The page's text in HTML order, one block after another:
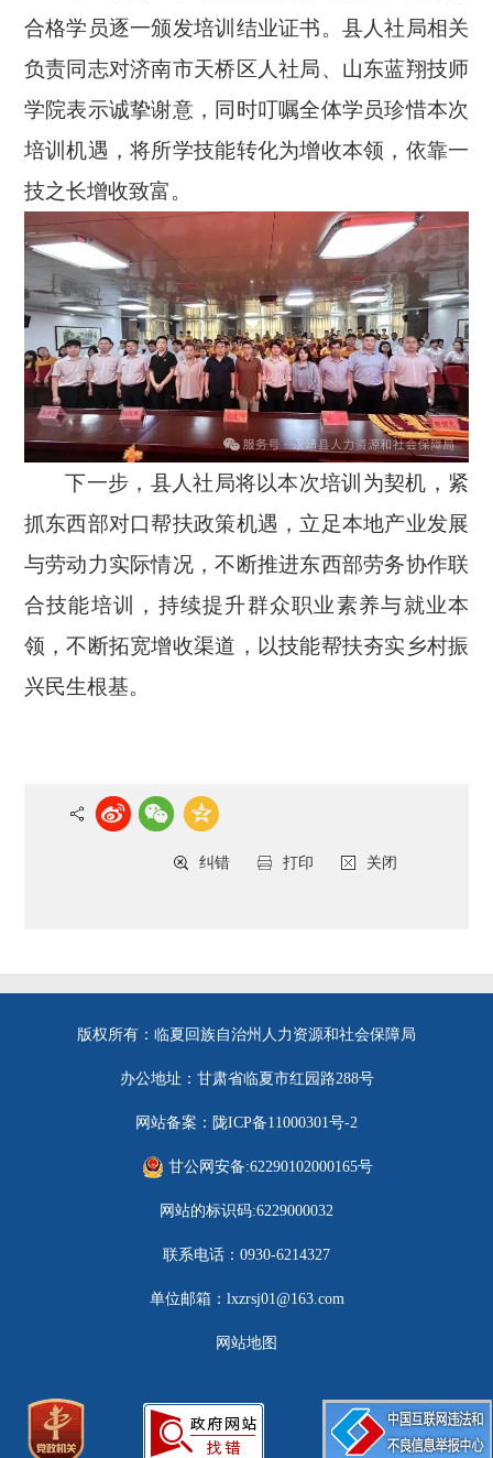
合格学员逐一颁发培训结业证书。县人社局相关
负责同志对济南市天桥区人社局、山东蓝翔技师
学院表示诚挚谢意，同时叮嘱全体学员珍惜本次
培训机遇，将所学技能转化为增收本领，依靠一
技之长增收致富。
下一步，县人社局将以本次培训为契机，紧
抓东西部对口帮扶政策机遇，立足本地产业发展
与劳动力实际情况，不断推进东西部劳务协作联
合技能培训，持续提升群众职业素养与就业本
领，不断拓宽增收渠道，以技能帮扶夯实乡村振
兴民生根基。
关闭
打印
纠错
版权所有：临夏回族自治州人力资源和社会保障局
办公地址：甘肃省临夏市红园路288号
网站备案：陇ICP备11000301号-2
甘公网安备:62290102000165号
网站的标识码:6229000032
联系电话：0930-6214327
单位邮箱：lxzrsj01@163.com
网站地图